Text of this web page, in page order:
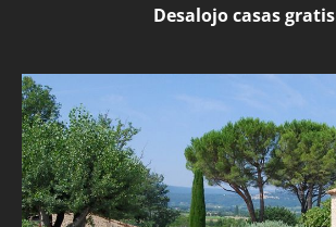
Desalojo casas gratis